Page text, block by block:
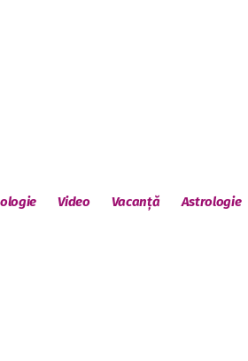
Video Vacanță Astrologie